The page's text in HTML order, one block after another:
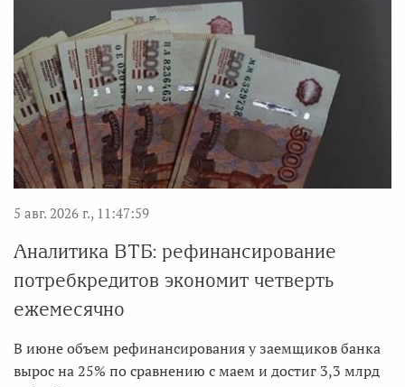
5 авг. 2026 г., 11:47:59
Аналитика ВТБ: рефинансирование
потребкредитов экономит четверть
ежемесячно
В июне объем рефинансирования у заемщиков банка
вырос на 25% по сравнению с маем и достиг 3,3 млрд